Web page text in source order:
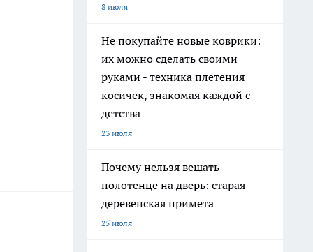
8 июля
Не покупайте новые коврики:
их можно сделать своими
руками - техника плетения
косичек, знакомая каждой с
детства
23 июля
Почему нельзя вешать
полотенце на дверь: старая
деревенская примета
25 июля